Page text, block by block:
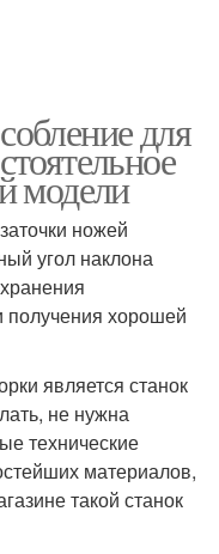
для
модели
ножей
угол наклона
получения хорошей
является станок
не нужна
технические
материалов,
такой станок